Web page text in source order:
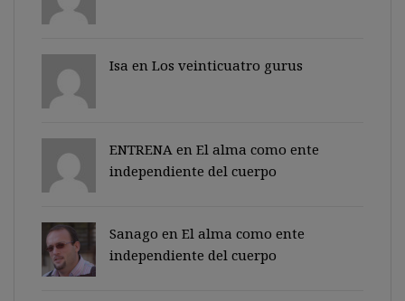
Isa en Los veinticuatro gurus
ENTRENA en El alma como ente
independiente del cuerpo
Sanago en El alma como ente
independiente del cuerpo